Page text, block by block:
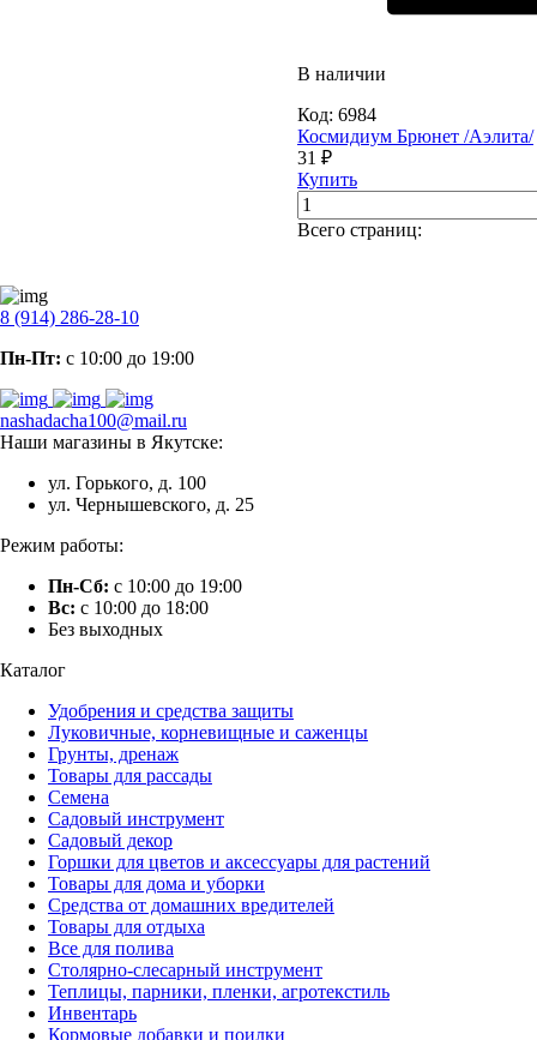
В наличии
Код: 6984
Космидиум Брюнет /Аэлита/
31 ₽
Купить
Всего страниц:
8 (914) 286-28-10
Пн-Пт: с 10:00 до 19:00
nashadacha100@mail.ru
Наши магазины в Якутске:
ул. Горького, д. 100
ул. Чернышевского, д. 25
Режим работы:
Пн-Сб: с 10:00 до 19:00
Вс: с 10:00 до 18:00
Без выходных
Каталог
Удобрения и средства защиты
Луковичные, корневищные и саженцы
Грунты, дренаж
Товары для рассады
Семена
Садовый инструмент
Садовый декор
Горшки для цветов и аксессуары для растений
Товары для дома и уборки
Средства от домашних вредителей
Товары для отдыха
Все для полива
Столярно-слесарный инструмент
Теплицы, парники, пленки, агротекстиль
Инвентарь
Кормовые добавки и поилки